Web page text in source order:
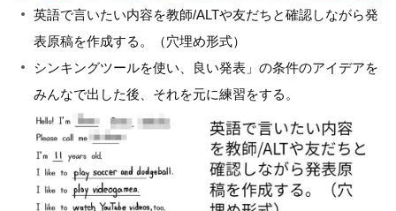
英語で言いたい内容を教師/ALTや友だちと確認しながら発
表原稿を作成する。（穴埋め形式）
シンキングツールを使い、良い発表」の条件のアイデアを
みんなで出した後、それを元に練習をする。